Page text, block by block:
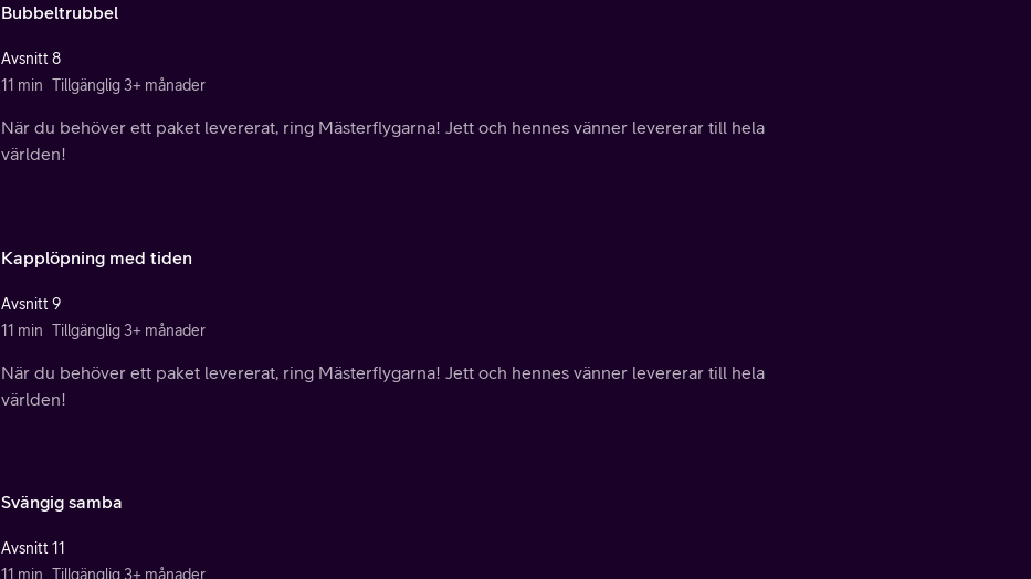
Bubbeltrubbel
Avsnitt 8
11 min Tillgänglig 3+ månader
När du behöver ett paket levererat, ring Mästerflygarna! Jett och hennes vänner levererar till hela
världen!
Kapplöpning med tiden
Avsnitt 9
11 min Tillgänglig 3+ månader
När du behöver ett paket levererat, ring Mästerflygarna! Jett och hennes vänner levererar till hela
världen!
Svängig samba
Avsnitt 11
11 min Tillgänglig 3+ månader